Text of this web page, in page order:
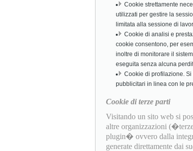
Cookie strettamente
utilizzati per gestire la
limitata alla sessione di
Cookie di analisi e
cookie consentono, per
inoltre di monitorare il
eseguita senza alcuna
Cookie di profilazione.
pubblicitari in linea con le
Cookie di terze parti
Visitando un sito web si
altre organizzazioni
plugin� ovvero dalla
generate direttamente dai